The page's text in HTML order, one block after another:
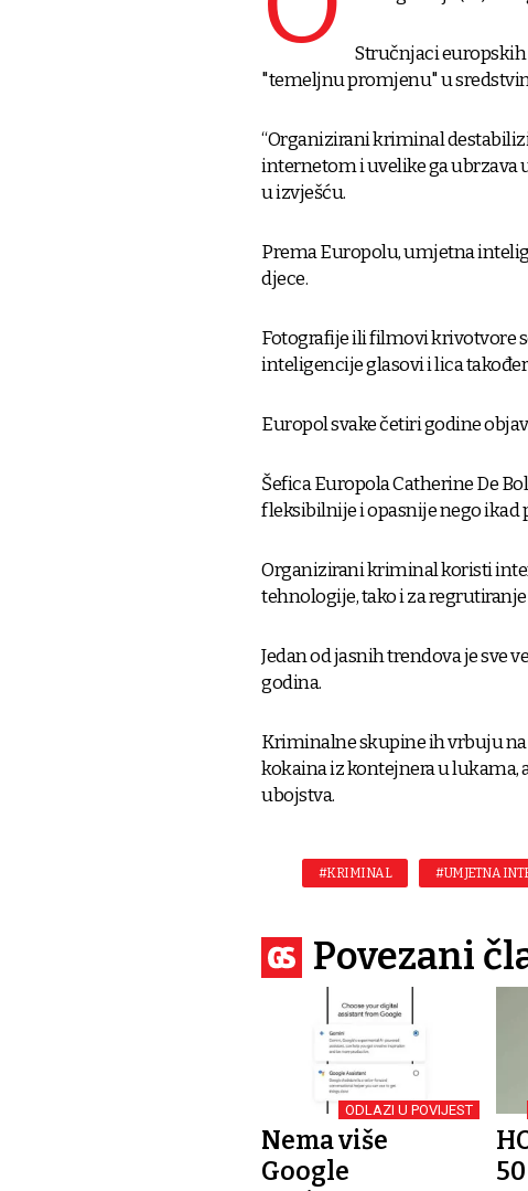
Stručnjaci
"temeljnu promjenu" u
“Organizirani kriminal
internetom i uvelike ga ubrzava
u izvješću.
Prema Europolu, umjetna
djece.
Fotografije ili filmovi krivotvore
inteligencije glasovi i lica
Europol svake četiri godine
Šefica Europola Catherine De
fleksibilnije i opasnije nego ikad
Organizirani kriminal koristi
tehnologije, tako i za
Jedan od jasnih trendova je sve
godina.
Kriminalne skupine ih vrbuju
kokaina iz kontejnera u
ubojstva.
#KRIMINAL #UMJETNA
Povezani
ODLAZI U POVIJEST
Nema više
Google